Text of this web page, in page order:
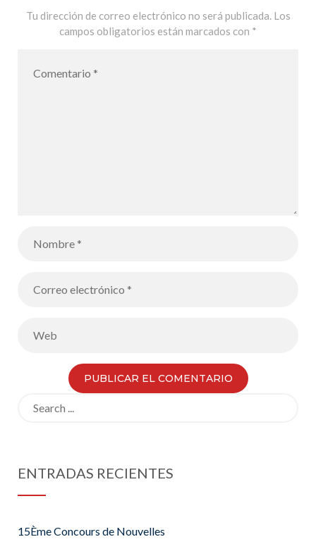
Cycle 4:
Manuel élève
Tu dirección de correo electrónico no será publicada. Los
campos obligatorios están marcados con *
ENTRADAS RECIENTES
15Ème Concours de Nouvelles